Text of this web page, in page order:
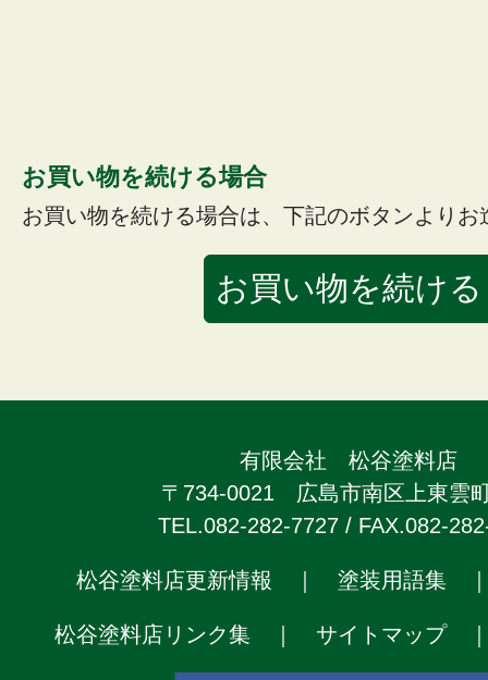
お買い物を続ける場合
お買い物を続ける場合は、下記のボタンよりお
有限会社 松谷塗料店
〒734-0021 広島市南区上東雲
TEL.082-282-7727 / FAX.082-
松谷塗料店更新情報 塗装用語集
松谷塗料店リンク集 サイトマップ